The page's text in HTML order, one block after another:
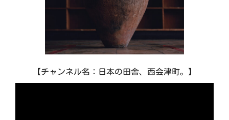
【チャンネル名：日本の田舎、西会津町。】